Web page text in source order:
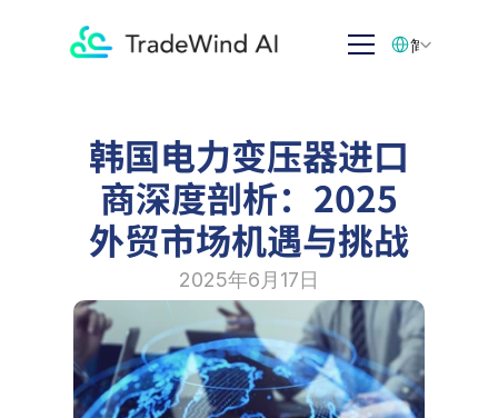
韩国电力变压器进口
商深度剖析：2025
外贸市场机遇与挑战
2025年6月17日
简体中文